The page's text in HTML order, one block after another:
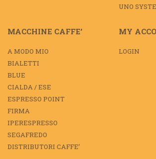
UNO
MACCHINE CAFFE’
A MODO MIO
BIALETTI
BLUE
CIALDA / ESE
ESPRESSO POINT
FIRMA
IPERESPRESSO
SEGAFREDO
DISTRIBUTORI CAFFE’
MY
LOGIN